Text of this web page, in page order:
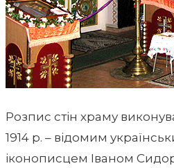
Розпис стін храму
1914 р. – відомим
іконописцем Іваном